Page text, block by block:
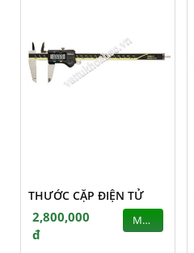
THƯỚC CẶP ĐIỆN TỬ
2,800,000
đ
MUA